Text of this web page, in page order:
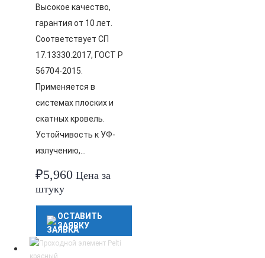
Высокое качество,
гарантия от 10 лет.
Соответствует СП
17.13330.2017, ГОСТ Р
56704-2015.
Применяется в
системах плоских и
скатных кровель.
Устойчивость к УФ-
излучению,…
₽5,960 Цена за
штуку
ОСТАВИТЬ
ЗАЯВКУ